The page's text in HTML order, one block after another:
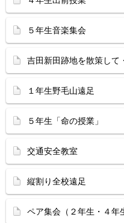
５年生音楽集会
吉田新田跡地を散策して
１年生野毛山遠足
５年生「命の授業」
交通安全教室
縦割り全校遠足
ペア集会（２年生・４年